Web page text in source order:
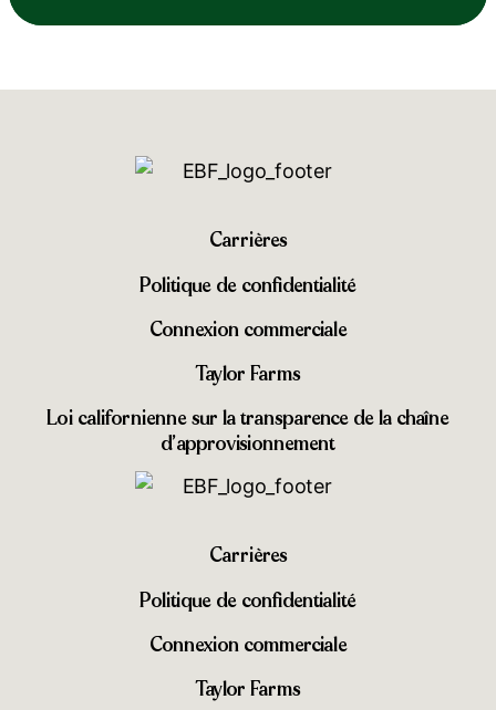
Carrières
Politique de confidentialité
Connexion commerciale
Taylor Farms
Loi californienne sur la transparence de la chaîne
d’approvisionnement
Carrières
Politique de confidentialité
Connexion commerciale
Taylor Farms